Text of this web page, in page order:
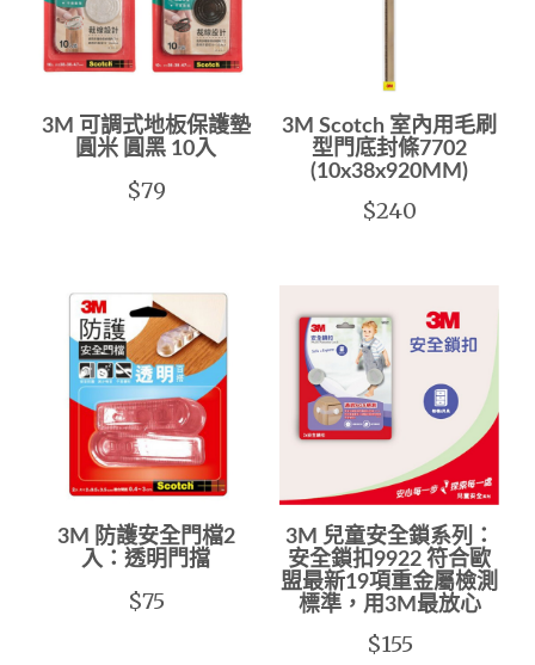
3M 可調式地板保護墊
圓米 圓黑 10入
$79
3M Scotch 室內用毛刷
型門底封條7702
(10x38x920MM)
$240
3M 防護安全門檔2
入：透明門擋
$75
3M 兒童安全鎖系列：
安全鎖扣9922 符合歐
盟最新19項重金屬檢測
標準，用3M最放心
$155